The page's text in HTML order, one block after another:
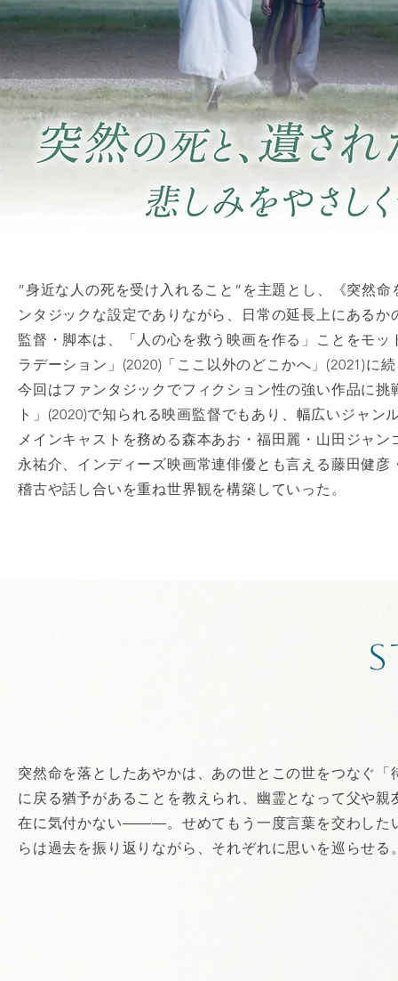
”身近な人の死を受け入れること”を主題とし、《突然
ンタジックな設定でありながら、日常の延長上にある
監督・脚本は、「人の心を救う映画を作る」ことをモ
ラデーション」(2020)「ここ以外のどこかへ」(2021)に
今回はファンタジックでフィクション性の強い作品に
ト」(2020)で知られる映画監督でもあり、幅広いジャ
メインキャストを務める森本あお・福田麗・山田ジャ
永祐介、インディーズ映画常連俳優とも言える藤田健
稽古や話し合いを重ね世界観を構築していった。
突然命を落としたあやかは、あの世とこの世をつなぐ
に戻る猶予があることを教えられ、幽霊となって父や
在に気付かない―――。せめてもう一度言葉を交わした
らは過去を振り返りながら、それぞれに思いを巡らせる